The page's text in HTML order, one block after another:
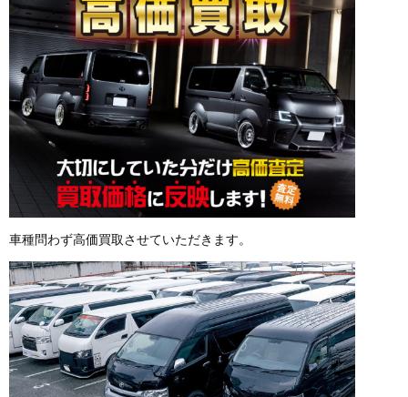
車種問わず高価買取させていただきます。